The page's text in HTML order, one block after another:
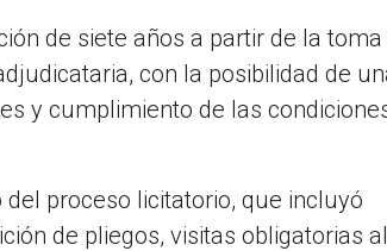
de siete años a partir de la toma
con la posibilidad de
y cumplimiento de las
proceso licitatorio, que incluyó
de pliegos, visitas obligatorias al